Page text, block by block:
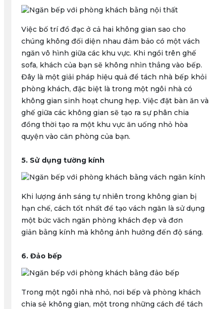
Việc bố trí đồ đạc ở cả hai không gian sao cho
chúng không đối diện nhau đảm bảo có một vách
ngăn vô hình giữa các khu vực. Khi ngồi trên ghế
sofa, khách của bạn sẽ không nhìn thẳng vào bếp.
Đây là một giải pháp hiệu quả để tách nhà bếp khỏi
phòng khách, đặc biệt là trong một ngôi nhà có
không gian sinh hoạt chung hẹp. Việc đặt bàn ăn và
ghế giữa các không gian sẽ tạo ra sự phân chia
đồng thời tạo ra một khu vực ăn uống nhỏ hòa
quyện vào căn phòng của bạn.
5. Sử dụng tường kính
Khi lượng ánh sáng tự nhiên trong không gian bị
hạn chế, cách tốt nhất để tạo vách ngăn là sử dụng
một bức văch ngăn phòng khách đẹp và đơn
giản bằng kính mà không ảnh hưởng đến độ sáng.
6. Đảo bếp
Trong một ngôi nhà nhỏ, nơi bếp và phòng khách
chia sẻ không gian, một trong những cách để tách